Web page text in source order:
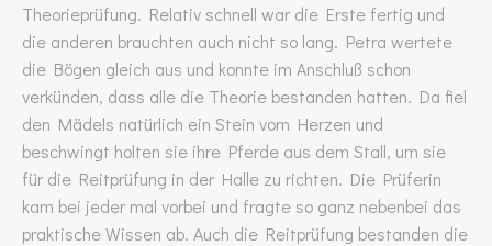
Theorieprüfung. Relativ schnell war die Erste fertig und
die anderen brauchten auch nicht so lang. Petra wertete
die Bögen gleich aus und konnte im Anschluß schon
verkünden, dass alle die Theorie bestanden hatten. Da fiel
den Mädels natürlich ein Stein vom Herzen und
beschwingt holten sie ihre Pferde aus dem Stall, um sie
für die Reitprüfung in der Halle zu richten. Die Prüferin
kam bei jeder mal vorbei und fragte so ganz nebenbei das
praktische Wissen ab. Auch die Reitprüfung bestanden die